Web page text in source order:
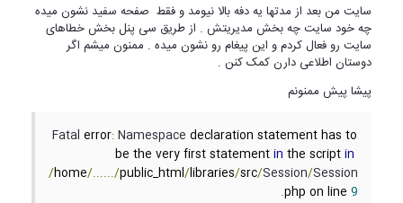
سایت من بعد از مدتها یه دفه بالا نیومد و فقط صفحه سفید نشون میده
چه خود سایت چه بخش مدیریتش . از طریق سی پنل بخش خطاهای
سایت رو فعال کردم و این پیغام رو نشون میده . ممنون میشم اگر
دوستان اطلاعی دارن کمک کنن .
پیشا پیش ممنونم
Fatal error:Namespace declaration statement has to
be the very first statement in the script in
/home/....../public_html/libraries/src/Session/Session
.php on line 9